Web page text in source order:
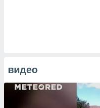
видео